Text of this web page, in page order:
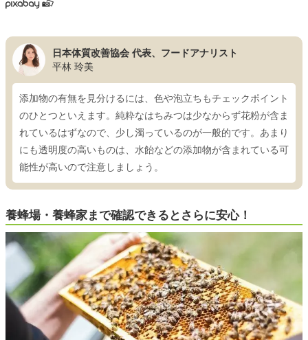
日本体質改善協会 代表、フードアナリスト
平林 玲美
添加物の有無を見分けるには、色や泡立ちもチェックポイント
のひとつといえます。純粋なはちみつは少なからず花粉が含ま
れているはずなので、少し濁っているのが一般的です。あまり
にも透明度の高いものは、水飴などの添加物が含まれている可
能性が高いので注意しましょう。
養蜂場・養蜂家まで確認できるとさらに安心！